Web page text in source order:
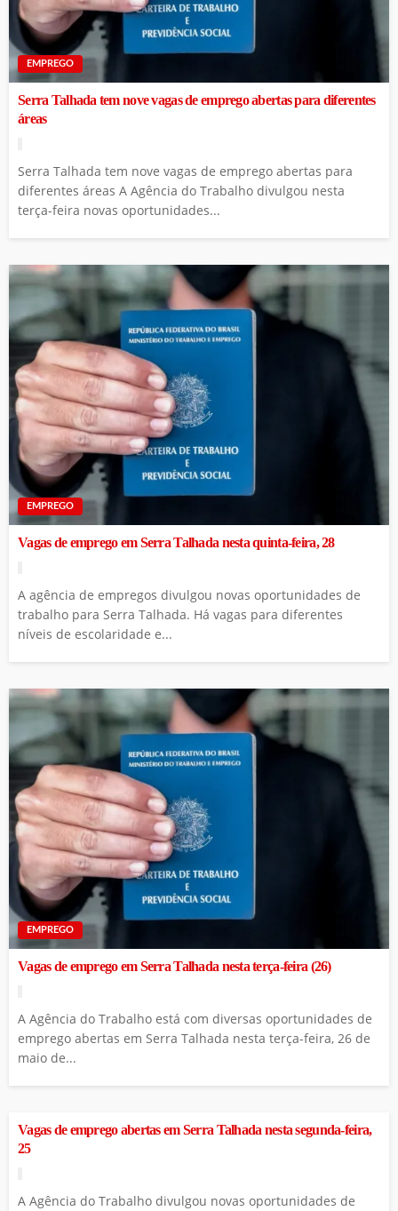
EMPREGO
Serra Talhada tem nove vagas de emprego abertas para diferentes
áreas
Serra Talhada tem nove vagas de emprego abertas para
diferentes áreas A Agência do Trabalho divulgou nesta
terça-feira novas oportunidades...
EMPREGO
Vagas de emprego em Serra Talhada nesta quinta-feira, 28
A agência de empregos divulgou novas oportunidades de
trabalho para Serra Talhada. Há vagas para diferentes
níveis de escolaridade e...
EMPREGO
Vagas de emprego em Serra Talhada nesta terça-feira (26)
A Agência do Trabalho está com diversas oportunidades de
emprego abertas em Serra Talhada nesta terça-feira, 26 de
maio de...
Vagas de emprego abertas em Serra Talhada nesta segunda-feira,
25
A Agência do Trabalho divulgou novas oportunidades de